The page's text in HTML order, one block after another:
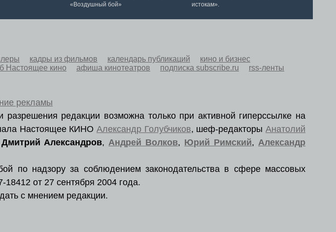
«Воздушный бой»
истокам».
кадры из фильмов календарь публикаций
кино и бизнес
Настоящее кино афиша кинотеатров подписка subscribe.ru
rss-ленты
рекламы
редакции возможна только при активной гиперссылке на
Настоящее КИНО Александр Голубчиков, шеф-редакторыАнатолий
Дмитрий Александров,Андрей Волков, Юрий Римский,Александр
по надзору за соблюдением законодательства в сфере массовых
от 27 сентября 2004 года.
с мнением редакции.